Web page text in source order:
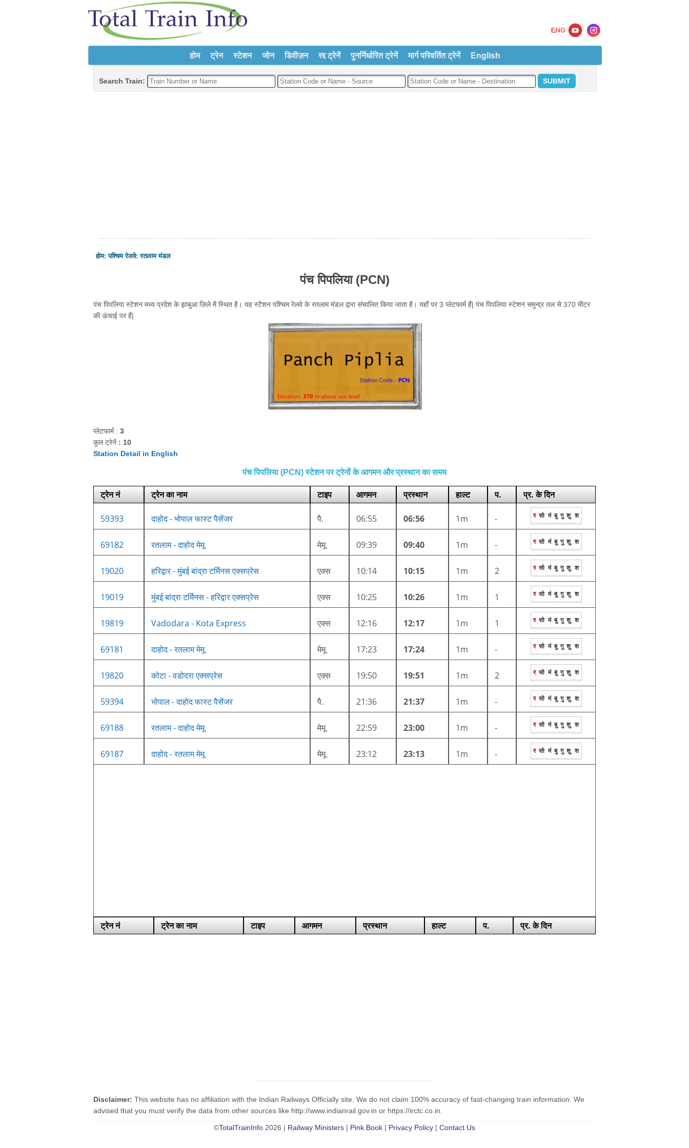
होम ट्रेन स्टेशन जोन डिवीज़न रद्द ट्रेनें पुनर्निर्धारित ट्रेनें मार्ग परिवर्तित ट्रेनें English
Search Train:
होम:पश्चिम रेलवे:रतलाम मंडल
पंच पिपलिया (PCN)
पंच पिपलिया स्टेशन मध्य प्रदेश के झाबुआ ज़िले में स्थित है। यह स्टैशन पश्चिम रेलवे के रतलाम मंडल द्वारा संचालित किया जाता है। यहाँ पर 3 प्लेटफार्म हैं| पंच पिपलिया स्टेशन समुन्द्र तल से 370 मीटर
की ऊंचाई पर हैं|
प्लेटफार्म : 3
कुल ट्रेनें : 10
Station Detail in English
पंच पिपलिया (PCN) स्टेशन पर ट्रेनों के आगमन और प्रस्थान का समय
ट्रेन नं ट्रेन का नाम टाइप आगमन प्रस्थान हाल्ट प. प्र. के दिन
59393 दाहोद - भोपाल फास्ट पैसेंजर पै. 06:55 06:56 1m - र सो मं बु गु शु श
69182 रतलाम - दाहोद मेमू मेमू 09:39 09:40 1m - र सो मं बु गु शु श
19020 हरिद्वार - मुंबई बांद्रा टर्मिनस एक्सप्रेस एक्स 10:14 10:15 1m 2 र सो मं बु गु शु श
19019 मुंबई बांद्रा टर्मिनस - हरिद्वार एक्सप्रेस एक्स 10:25 10:26 1m 1 र सो मं बु गु शु श
19819 Vadodara - Kota Express एक्स 12:16 12:17 1m 1 र सो मं बु गु शु श
69181 दाहोद - रतलाम मेमू मेमू 17:23 17:24 1m - र सो मं बु गु शु श
19820 कोटा - वडोदरा एक्सप्रेस एक्स 19:50 19:51 1m 2 र सो मं बु गु शु श
59394 भोपाल - दाहोद फास्ट पैसेंजर पै. 21:36 21:37 1m - र सो मं बु गु शु श
69188 रतलाम - दाहोद मेमू मेमू 22:59 23:00 1m - र सो मं बु गु शु श
69187 दाहोद - रतलाम मेमू मेमू 23:12 23:13 1m - र सो मं बु गु शु श
ट्रेन नं ट्रेन का नाम टाइप आगमन प्रस्थान हाल्ट प. प्र. के दिन
Disclaimer: This website has no affiliation with the Indian Railways Officially site. We do not claim 100% accuracy of fast-changing train information. We
advised that you must verify the data from other sources like http://www.indianrail.gov.in or https://irctc.co.in.
©TotalTrainInfo 2026 | Railway Ministers | Pink Book | Privacy Policy | Contact Us